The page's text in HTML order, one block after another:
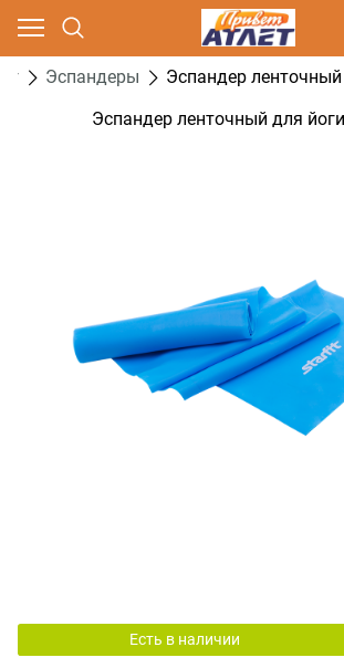
Эспандеры
Эспандер ленточный
Эспандер ленточный для йоги
Есть в наличии
Ваш город - Москва,
угадали?
ДА НЕТ